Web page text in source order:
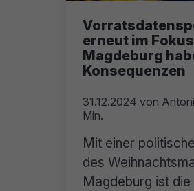
erneut im
Magdeburg
Konsequenzen
31.12.2024 von
Min.
Mit einer
des
Magdeburg ist die